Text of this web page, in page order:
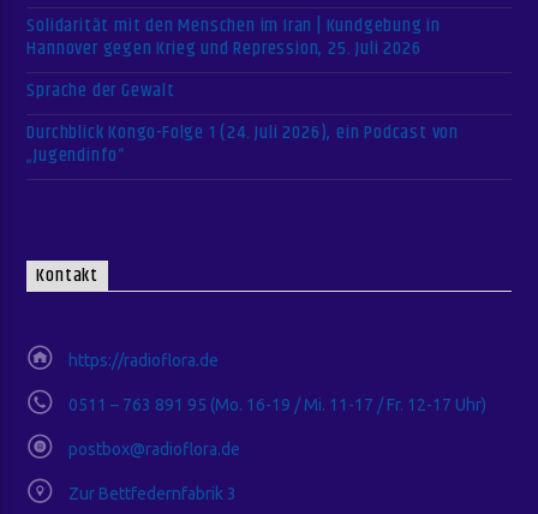
Solidarität mit den Menschen im Iran | Kundgebung in
Hannover gegen Krieg und Repression, 25. Juli 2026
Sprache der Gewalt
Durchblick Kongo-Folge 1 (24. Juli 2026), ein Podcast von
„Jugendinfo“
Kontakt
https://radioflora.de
0511 – 763 891 95 (Mo. 16-19 / Mi. 11-17 / Fr. 12-17 Uhr)
postbox@radioflora.de
Zur Bettfedernfabrik 3